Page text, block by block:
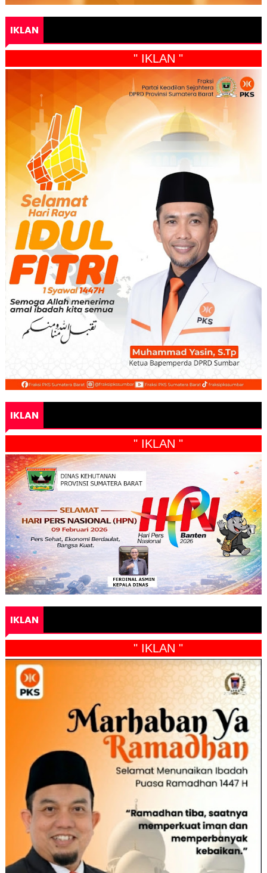
IKLAN
" IKLAN "
IKLAN
" IKLAN "
IKLAN
" IKLAN "